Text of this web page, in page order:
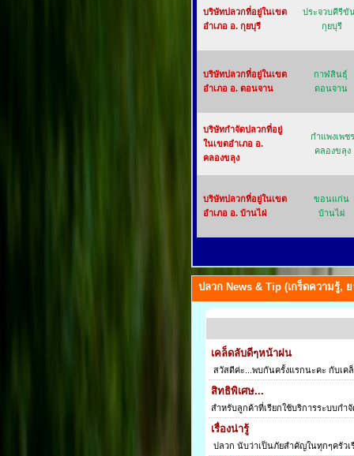
บริษัทปลวกที่อยู่ในเขต
อำเภอ อ. กุยบุรี
ประจวบคีรีขั
กุยบุรี
บริษัทปลวกที่อยู่ในเขต
อำเภอ อ. ดอนจาน
กาฬสินธุ์
ดอนจาน
บริษัทกำจัดปลวกที่อยู่
ในเขตอำเภอ อ.
คลองขลุง
กำแพงเพชร
คลองขลุง
บริษัทปลวกที่อยู่ในเขต
อำเภอ อ. บ้านไผ่
ขอนแก่น
บ้านไผ่
ปลวก News & Tip (เกร็ดความรู้,
เคล็ดลับดีๆหน้าฝน
สวัสดีค่ะ...พบกันครั้งแรกนะคะ กับเ
สิทธิพิเศษ...
สำหรับลูกค้าที่เรียกใช้บริการระบบกำ
เรื่องน่ารู้
ปลวก นับว่าเป็นภัยสำคัญในทุกๆครัวเ